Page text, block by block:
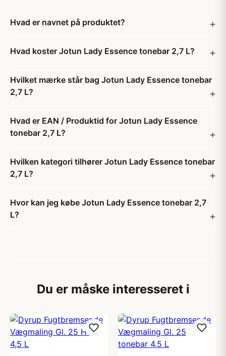
Hvad er navnet på produktet?
Hvad koster Jotun Lady Essence tonebar 2,7 L?
Hvilket mærke står bag Jotun Lady Essence tonebar
2,7 L?
Hvad er EAN / Produktid for Jotun Lady Essence
tonebar 2,7 L?
Hvilken kategori tilhører Jotun Lady Essence tonebar
2,7 L?
Hvor kan jeg købe Jotun Lady Essence tonebar 2,7
L?
Du er måske interesseret i